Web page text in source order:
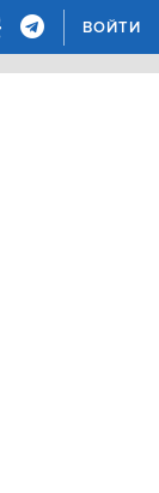
ВОЙТИ